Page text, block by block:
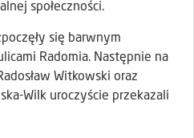
społeczności.
się barwnym
Radomia. Następnie na
Witkowski oraz
Wilk uroczyście przekazali